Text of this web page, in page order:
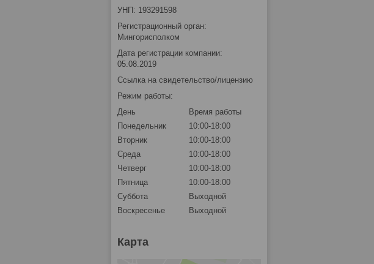
УНП: 193291598
Регистрационный орган:
Мингорисполком
Дата регистрации компании:
05.08.2019
Ссылка на свидетельство/лицензию
Режим работы:
День
Время работы
Понедельник
10:00-18:00
Вторник
10:00-18:00
Среда
10:00-18:00
Четверг
10:00-18:00
Пятница
10:00-18:00
Суббота
Выходной
Воскресенье
Выходной
Карта